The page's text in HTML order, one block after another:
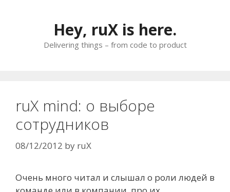
Hey, ruX is here.
Delivering things – from code to product
ruX mind: о выборе
сотрудников
08/12/2012 by ruX
Очень много читал и слышал о роли людей в